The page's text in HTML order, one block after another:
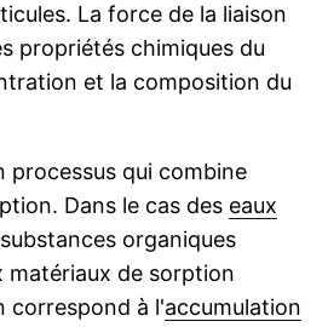
La force de la liaison
propriétés chimiques du
et la composition du
qui combine
Dans le cas des eaux
organiques
matériaux de sorption
correspond à l'accumulation